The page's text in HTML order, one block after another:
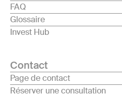
FAQ
Glossaire
Invest Hub
Contact
Page de contact
Réserver une consultation